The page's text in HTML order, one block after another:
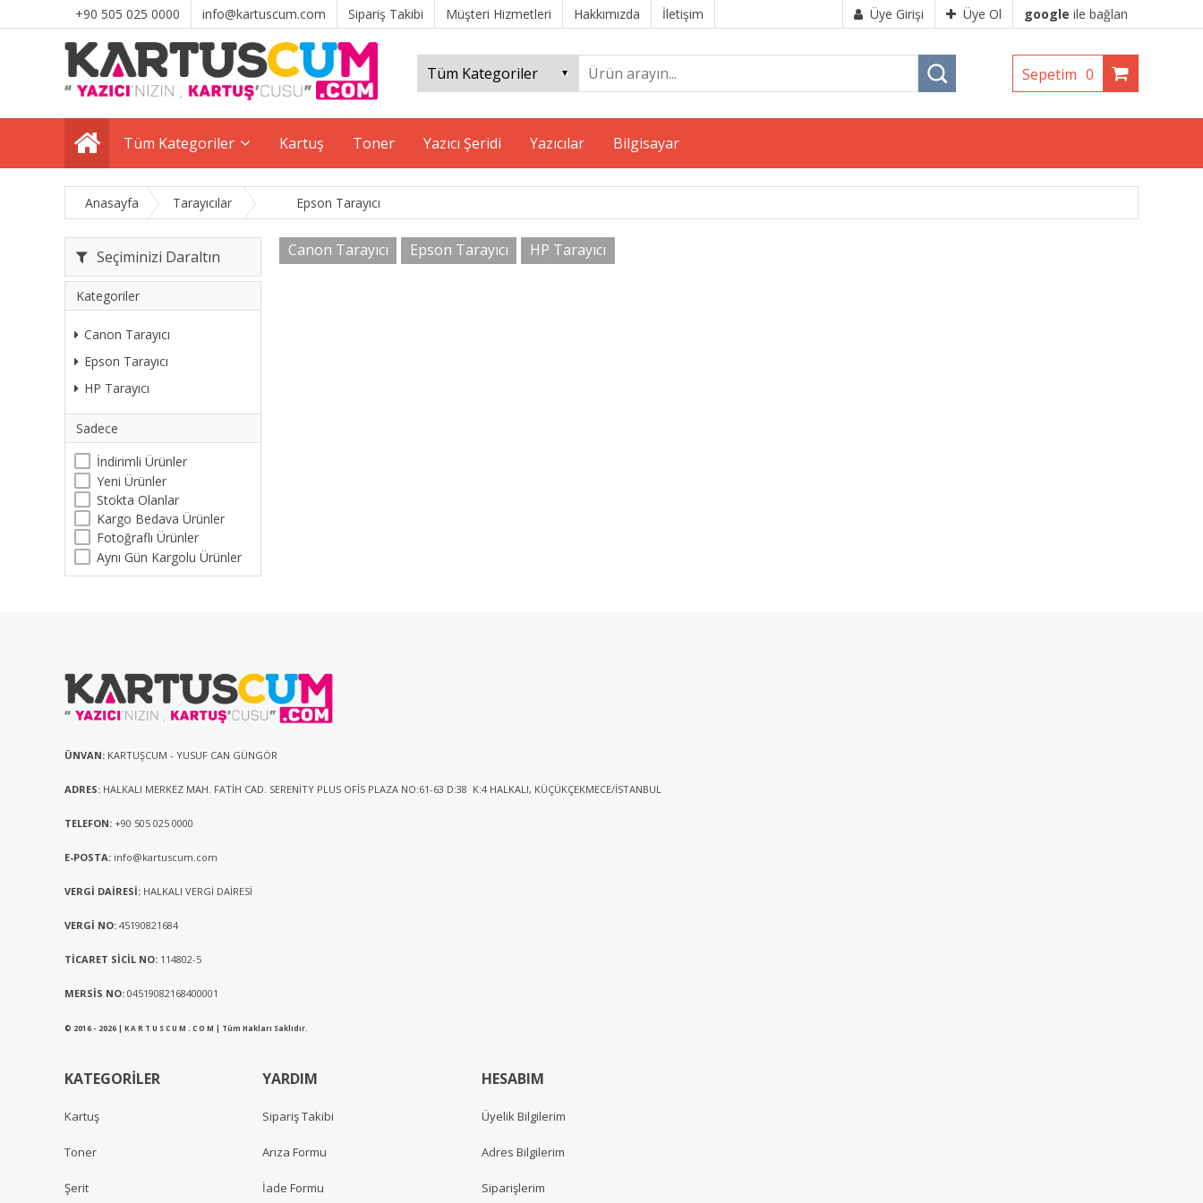
+90 505 025 0000 info@kartuscum.com Sipariş Takibi Müşteri Hizmetleri Hakkımızda İletişim Üye Girişi Üye Ol google ile bağlan
Sepetim 0
Tüm Kategoriler Kartuş Toner Yazıcı Şeridi Yazıcılar Bilgisayar
Anasayfa Tarayıcılar Epson Tarayıcı
Seçiminizi Daraltın
Kategoriler
Canon Tarayıcı
Epson Tarayıcı
HP Tarayıcı
Sadece
İndirimli Ürünler
Yeni Ürünler
Stokta Olanlar
Kargo Bedava Ürünler
Fotoğraflı Ürünler
Aynı Gün Kargolu Ürünler
Canon Tarayıcı Epson Tarayıcı HP Tarayıcı
ÜNVAN: KARTUŞCUM - YUSUF CAN GÜNGÖR
ADRES: HALKALI MERKEZ MAH. FATİH CAD. SERENİTY PLUS OFİS PLAZA NO:61-63 D:38 K:4 HALKALI, KÜÇÜKÇEKMECE/İSTANBUL
TELEFON: +90 505 025 0000
E-POSTA: info@kartuscum.com
VERGİ DAİRESİ: HALKALI VERGİ DAİRESİ
VERGİ NO: 45190821684
TİCARET SİCİL NO: 114802-5
MERSİS NO: 04519082168400001
© 2016 - 2026 | K A R T U S C U M . C O M | Tüm Hakları Saklıdır.
KATEGORİLER
Kartuş
Toner
Şerit
YARDIM
Sipariş Takibi
Arıza Formu
İade Formu
HESABIM
Üyelik Bilgilerim
Adres Bilgilerim
Siparişlerim